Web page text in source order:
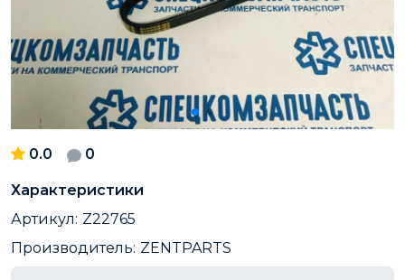
0.0 0
Характеристики
Артикул: Z22765
Производитель: ZENTPARTS